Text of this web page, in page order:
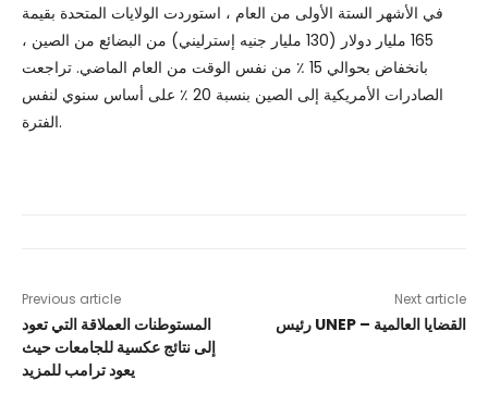
في الأشهر الستة الأولى من العام ، استوردت الولايات المتحدة بقيمة
165 مليار دولار (130 مليار جنيه إسترليني) من البضائع من الصين ،
بانخفاض بحوالي 15 ٪ من نفس الوقت من العام الماضي. تراجعت
الصادرات الأمريكية إلى الصين بنسبة 20 ٪ على أساس سنوي لنفس
الفترة.
Previous article
المستوطنات العملاقة التي تعود
إلى نتائج عكسية للجامعات حيث
يعود ترامب للمزيد
Next article
رئيس UNEP – القضايا العالمية